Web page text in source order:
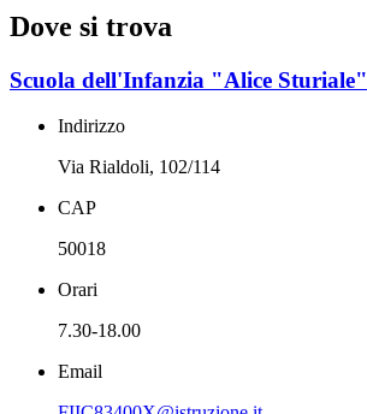
Dove si trova
Scuola dell'Infanzia "Alice Sturiale"
Indirizzo
Via Rialdoli, 102/114
CAP
50018
Orari
7.30-18.00
Email